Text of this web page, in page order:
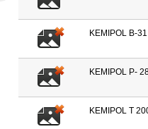
KEMIPOL B-
KEMIPOL P-
KEMIPOL T